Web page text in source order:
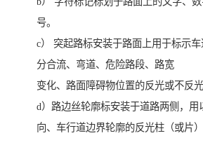
号。
c） 突起路标安装于路面上用于标示车
分合流、弯道、危险路段、路宽
变化、路面障碍物位置的反光或不反光
d）路边丝轮廓标安装于道路两侧，用
向、车行道边界轮廓的反光柱（或片）